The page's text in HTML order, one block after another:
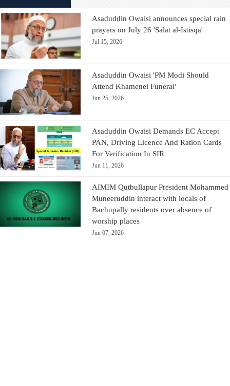
Asaduddin Owaisi announces special rain
prayers on July 26 'Salat al-Istisqa'
Jul 15, 2026
Asaduddin Owaisi 'PM Modi Should
Attend Khamenei Funeral'
Jun 25, 2026
Asaduddin Owaisi Demands EC Accept
PAN, Driving Licence And Ration Cards
For Verification In SIR
Jun 11, 2026
AIMIM Qutbullapur President Mohammed
Muneeruddin interact with locals of
Bachupally residents over absence of
worship places
Jun 07, 2026